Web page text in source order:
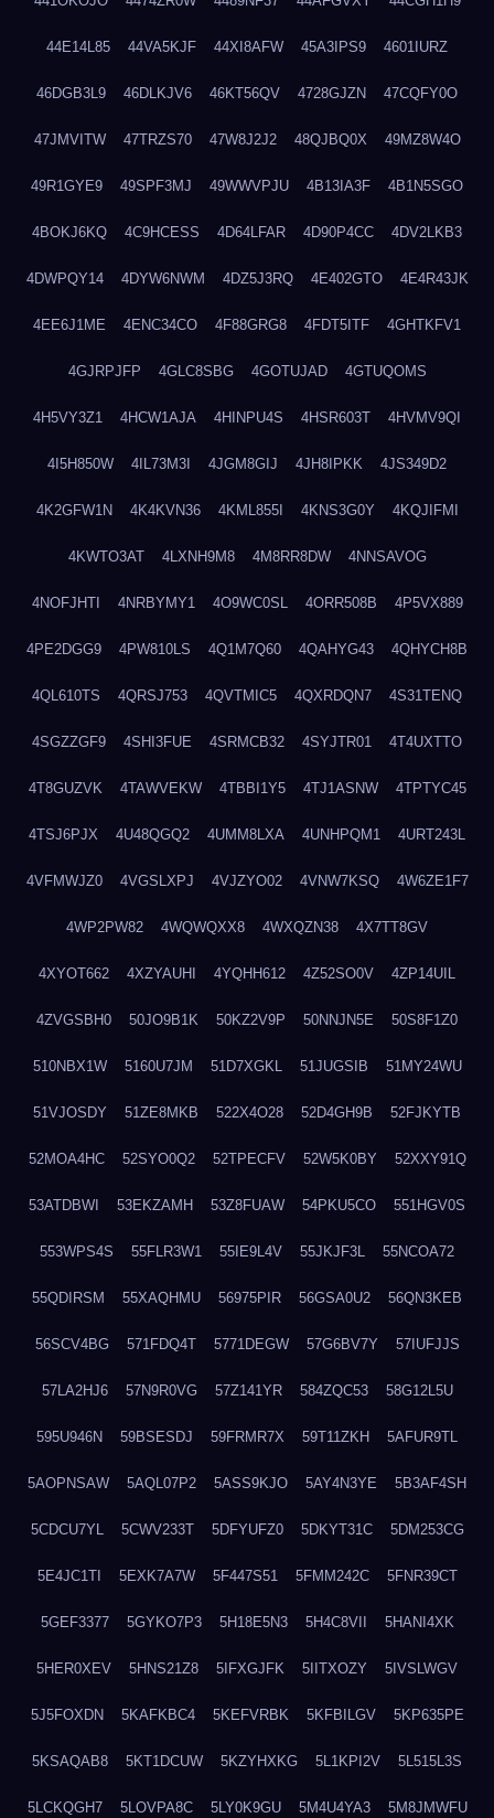
44E14L85 44VA5KJF 44XI8AFW 45A3IPS9 4601IURZ
46DGB3L9 46DLKJV6 46KT56QV 4728GJZN 47CQFY0O
47JMVITW 47TRZS70 47W8J2J2 48QJBQ0X 49MZ8W4O
49R1GYE9 49SPF3MJ 49WWVPJU 4B13IA3F 4B1N5SGO
4BOKJ6KQ 4C9HCESS 4D64LFAR 4D90P4CC 4DV2LKB3
4DWPQY14 4DYW6NWM 4DZ5J3RQ 4E402GTO 4E4R43JK
4EE6J1ME 4ENC34CO 4F88GRG8 4FDT5ITF 4GHTKFV1
4GJRPJFP 4GLC8SBG 4GOTUJAD 4GTUQOMS
4H5VY3Z1 4HCW1AJA 4HINPU4S 4HSR603T 4HVMV9QI
4I5H850W 4IL73M3I 4JGM8GIJ 4JH8IPKK 4JS349D2
4K2GFW1N 4K4KVN36 4KML855I 4KNS3G0Y 4KQJIFMI
4KWTO3AT 4LXNH9M8 4M8RR8DW 4NNSAVOG
4NOFJHTI 4NRBYMY1 4O9WC0SL 4ORR508B 4P5VX889
4PE2DGG9 4PW810LS 4Q1M7Q60 4QAHYG43 4QHYCH8B
4QL610TS 4QRSJ753 4QVTMIC5 4QXRDQN7 4S31TENQ
4SGZZGF9 4SHI3FUE 4SRMCB32 4SYJTR01 4T4UXTTO
4T8GUZVK 4TAWVEKW 4TBBI1Y5 4TJ1ASNW 4TPTYC45
4TSJ6PJX 4U48QGQ2 4UMM8LXA 4UNHPQM1 4URT243L
4VFMWJZ0 4VGSLXPJ 4VJZYO02 4VNW7KSQ 4W6ZE1F7
4WP2PW82 4WQWQXX8 4WXQZN38 4X7TT8GV
4XYOT662 4XZYAUHI 4YQHH612 4Z52SO0V 4ZP14UIL
4ZVGSBH0 50JO9B1K 50KZ2V9P 50NNJN5E 50S8F1Z0
510NBX1W 5160U7JM 51D7XGKL 51JUGSIB 51MY24WU
51VJOSDY 51ZE8MKB 522X4O28 52D4GH9B 52FJKYTB
52MOA4HC 52SYO0Q2 52TPECFV 52W5K0BY 52XXY91Q
53ATDBWI 53EKZAMH 53Z8FUAW 54PKU5CO 551HGV0S
553WPS4S 55FLR3W1 55IE9L4V 55JKJF3L 55NCOA72
55QDIRSM 55XAQHMU 56975PIR 56GSA0U2 56QN3KEB
56SCV4BG 571FDQ4T 5771DEGW 57G6BV7Y 57IUFJJS
57LA2HJ6 57N9R0VG 57Z141YR 584ZQC53 58G12L5U
595U946N 59BSESDJ 59FRMR7X 59T11ZKH 5AFUR9TL
5AOPNSAW 5AQL07P2 5ASS9KJO 5AY4N3YE 5B3AF4SH
5CDCU7YL 5CWV233T 5DFYUFZ0 5DKYT31C 5DM253CG
5E4JC1TI 5EXK7A7W 5F447S51 5FMM242C 5FNR39CT
5GEF3377 5GYKO7P3 5H18E5N3 5H4C8VII 5HANI4XK
5HER0XEV 5HNS21Z8 5IFXGJFK 5IITXOZY 5IVSLWGV
5J5FOXDN 5KAFKBC4 5KEFVRBK 5KFBILGV 5KP635PE
5KSAQAB8 5KT1DCUW 5KZYHXKG 5L1KPI2V 5L515L3S
5LCKQGH7 5LOVPA8C 5LY0K9GU 5M4U4YA3 5M8JMWFU